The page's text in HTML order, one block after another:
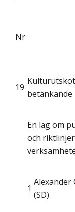
Nr
19
betänkande
En lag om
och
1
Alexander
(SD)